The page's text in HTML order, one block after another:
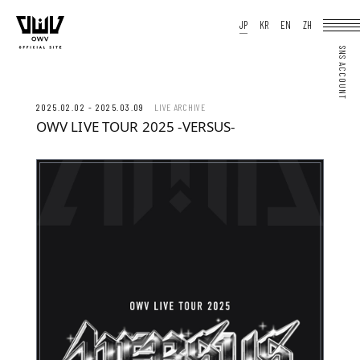
NEWS
SCHEDULE
PROFILE
JP KR EN ZH
2025.02.02 - 2025.03.09 LIVE ARCHIVE
OWV LIVE TOUR 2025 -VERSUS-